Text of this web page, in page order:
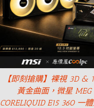
【即刻搶購】裸視 3D &
黃金曲面，微星 MEG
CORELIQUID E15 360 一